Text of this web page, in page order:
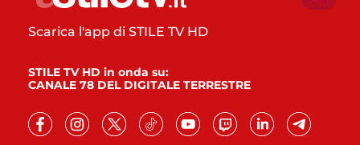
Scarica l'app di STILE TV HD
STILE TV HD in onda su:
CANALE 78 DEL DIGITALE TERRESTRE